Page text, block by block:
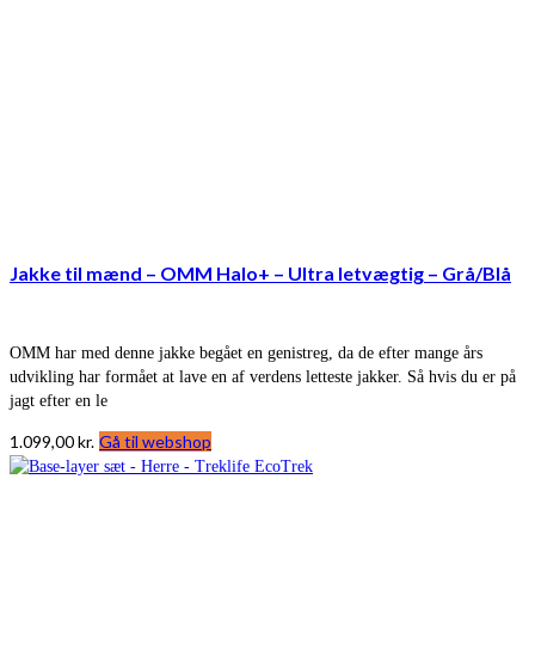
Jakke til mænd – OMM Halo+ – Ultra letvægtig – Grå/Blå
OMM har med denne jakke begået en genistreg, da de efter mange års
udvikling har formået at lave en af verdens letteste jakker. Så hvis du er på
jagt efter en le
1.099,00kr. Gå til webshop